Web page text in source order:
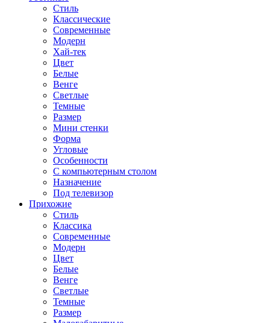
Стиль
Классические
Современные
Модерн
Хай-тек
Цвет
Белые
Венге
Светлые
Темные
Размер
Мини стенки
Форма
Угловые
Особенности
С компьютерным столом
Назначение
Под телевизор
Прихожие
Стиль
Классика
Современные
Модерн
Цвет
Белые
Венге
Светлые
Темные
Размер